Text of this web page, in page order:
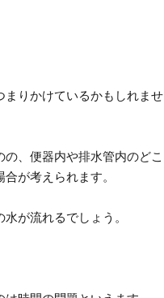
まりかけているかもしれませ
、便器内や排水管内のどこ
が考えられます。
が流れるでしょう。